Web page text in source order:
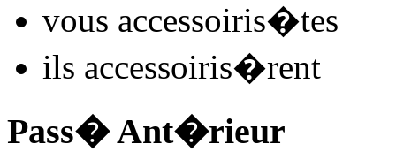
vous accessoiris�tes
ils accessoiris�rent
Pass� Ant�rieur